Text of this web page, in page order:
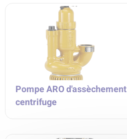
Pompe ARO d'assèchement
centrifuge